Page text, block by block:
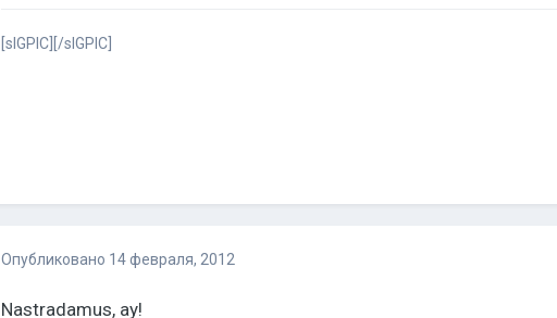
[sIGPIC][/sIGPIC]
Опубликовано 14 февраля, 2012
Nastradamus, ау!